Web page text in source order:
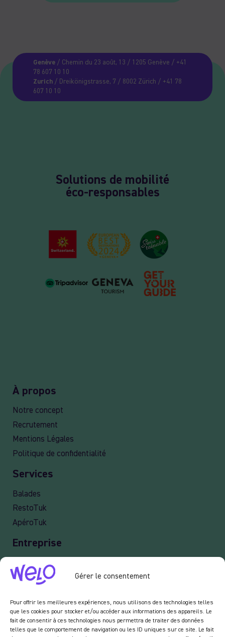
Gérer le consentement
Pour offrir les meilleures expériences, nous utilisons des technologies telles
que les cookies pour stocker et/ou accéder aux informations des appareils. Le
fait de consentir à ces technologies nous permettra de traiter des données
telles que le comportement de navigation ou les ID uniques sur ce site. Le fait
Genève/ Chemin du 23 août, 13 / 1205 Genève / +41
78 607 10 10
Zurich/ Dreikönigstrasse, 7 / 8002 Zürich / +41 78
607 10 10
Solutions de mobilité
éco-responsables
À propos
Notre concept
Recrutement
Mentions Légales
Politique de confidentialité
Services
Balades
RestoTuk
ApéroTuk
Entreprise
Events
Services entreprises